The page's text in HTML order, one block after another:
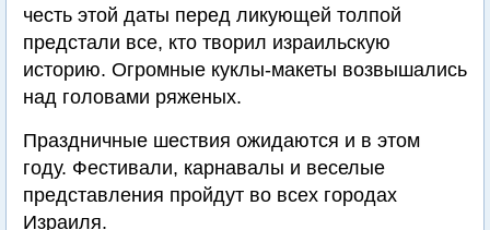
честь этой даты перед ликующей толпой
предстали все, кто творил израильскую
историю. Огромные куклы-макеты возвышались
над головами ряженых.
Праздничные шествия ожидаются и в этом
году. Фестивали, карнавалы и веселые
представления пройдут во всех городах
Израиля.